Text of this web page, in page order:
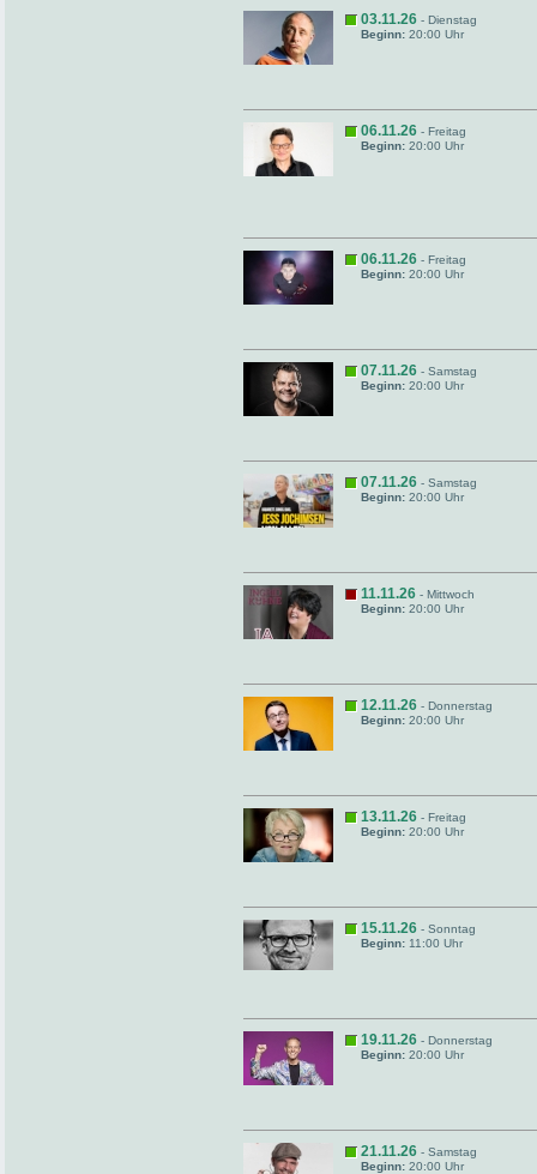
03.11.26 - Dienstag
Beginn: 20:00 Uhr
06.11.26 - Freitag
Beginn: 20:00 Uhr
06.11.26 - Freitag
Beginn: 20:00 Uhr
07.11.26 - Samstag
Beginn: 20:00 Uhr
07.11.26 - Samstag
Beginn: 20:00 Uhr
11.11.26 - Mittwoch
Beginn: 20:00 Uhr
12.11.26 - Donnerstag
Beginn: 20:00 Uhr
13.11.26 - Freitag
Beginn: 20:00 Uhr
15.11.26 - Sonntag
Beginn: 11:00 Uhr
19.11.26 - Donnerstag
Beginn: 20:00 Uhr
21.11.26 - Samstag
Beginn: 20:00 Uhr